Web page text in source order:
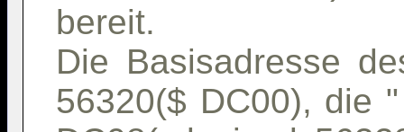
bereit.
Die Basisadresse
56320($ DC00), die